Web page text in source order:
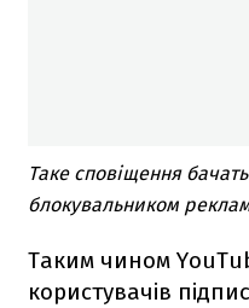
Таке сповіщення
блокувальником
Таким чином
користувачів